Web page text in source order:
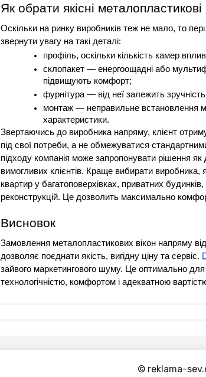
Як обрати якісні
Оскільки на ринку виробників теж не мало, то
звернути увагу на такі деталі:
профіль, оскільки кількість камер
склопакет — енергоощадні або
підвищують комфорт;
фурнітура — від неї залежить зручність
монтаж — неправильне встановлення
характеристики.
Звертаючись до виробника напряму, клієнт
під свої потреби, а не обмежуватися
підходу компанія може запропонувати рішення
вимогливих клієнтів. Краще вибирати виробника,
квартир у багатоповерхівках, приватних
реконструкцій. Це дозволить максимально
Висновок
Замовлення металопластикових вікон напряму
дозволяє поєднати якість, вигідну ціну та сервіс.
зайвого маркетингового шуму. Це оптимально
технологічністю, комфортом і адекватною
© reklama-